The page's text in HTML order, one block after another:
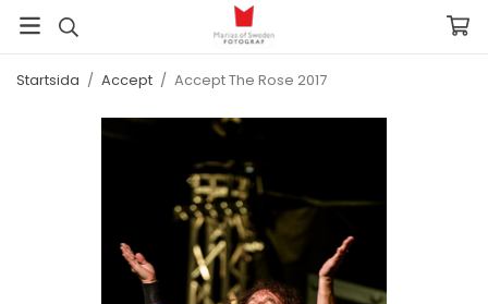
Startsida / Accept / Accept The Rose 2017